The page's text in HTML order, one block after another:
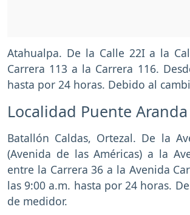
Atahualpa. De la Calle 22I a la
Carrera 113 a la Carrera 116.
hasta por 24 horas. Debido al
Localidad Puente Aranda
Batallón Caldas, Ortezal. De la
(Avenida de las Américas) a la
entre la Carrera 36 a la Avenida
las 9:00 a.m. hasta por 24 horas.
de medidor.